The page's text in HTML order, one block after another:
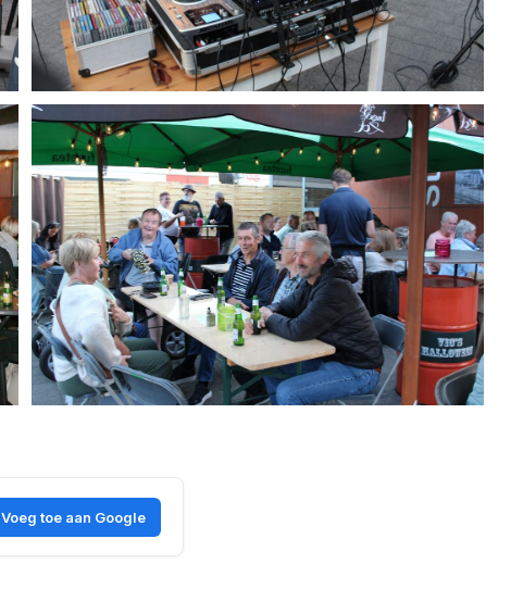
Voeg toe aan Google